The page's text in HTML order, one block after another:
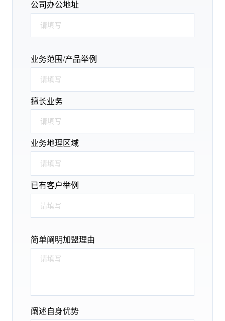
公司办公地址
业务范围/产品举例
擅长业务
业务地理区域
已有客户举例
简单阐明加盟理由
阐述自身优势